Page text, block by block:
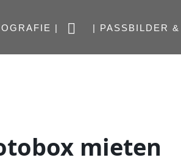
| | PASSBILDER
mieten